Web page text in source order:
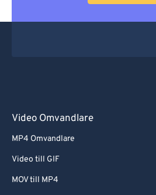
Video Omvandlare
MP4 Omvandlare
Video till GIF
MOV till MP4